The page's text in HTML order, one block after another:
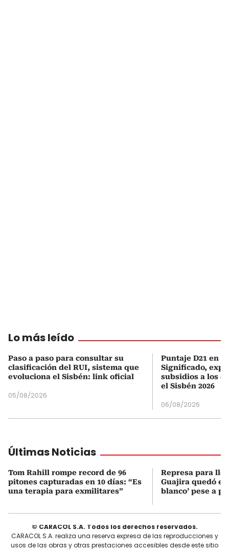
Lo más leído
Paso a paso para consultar su
clasificación del RUI, sistema que
evoluciona el Sisbén: link oficial
05/08/2026
Puntaje D21 en
Significado,
subsidios a los
el Sisbén 2026
06/08/2026
Últimas Noticias
Tom Rahill rompe record de 96
pitones capturadas en 10 días: “Es
una terapia para exmilitares”
Represa para
Guajira quedó en
blanco’ pese a
© CARACOL S.A. Todos los derechos reservados.
CARACOL S.A. realiza una reserva expresa de las reproducciones y
usos de las obras y otras prestaciones accesibles desde este sitio